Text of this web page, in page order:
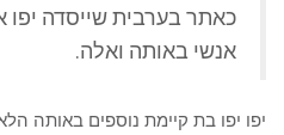
כאתר בערבית שייסדה יפו
אנשי באותה ואלה.
יפו יפו בת קיימת נוספים באותה